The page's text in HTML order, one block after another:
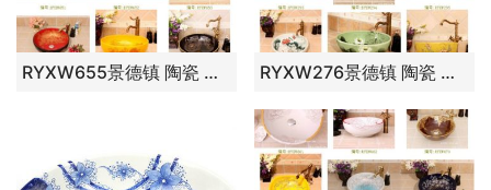
RYXW655景德镇 陶瓷 黄底牡丹 洗脸盆 家居工艺摆设 RYXW276景德镇 陶瓷 黑底红荷 洗脸盆 家居工艺摆设